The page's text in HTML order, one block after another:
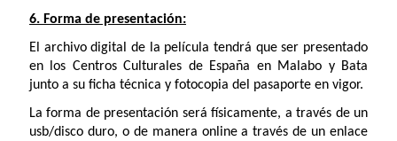
6. Forma de presentación:
El archivo digital de la película tendrá que ser presentado
en los Centros Culturales de España en Malabo y Bata
junto a su ficha técnica y fotocopia del pasaporte en vigor.
La forma de presentación será físicamente, a través de un
usb/disco duro, o de manera online a través de un enlace